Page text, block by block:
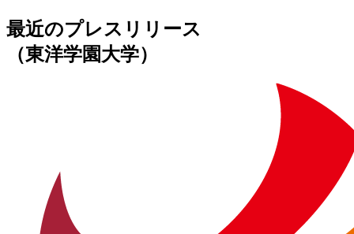
最近のプレスリリース
（東洋学園大学）